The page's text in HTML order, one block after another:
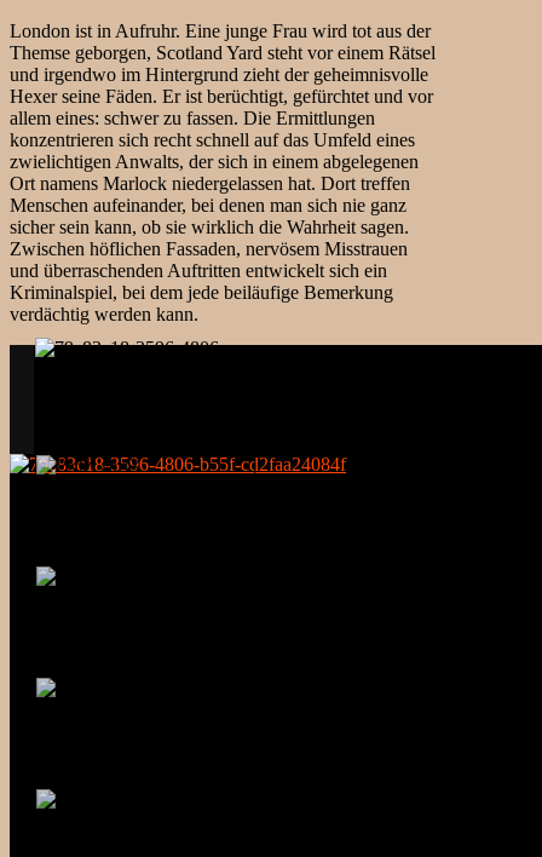
London ist in Aufruhr. Eine junge Frau wird tot aus der
Themse geborgen, Scotland Yard steht vor einem Rätsel
und irgendwo im Hintergrund zieht der geheimnisvolle
Hexer seine Fäden. Er ist berüchtigt, gefürchtet und vor
allem eines: schwer zu fassen. Die Ermittlungen
konzentrieren sich recht schnell auf das Umfeld eines
zwielichtigen Anwalts, der sich in einem abgelegenen
Ort namens Marlock niedergelassen hat. Dort treffen
Menschen aufeinander, bei denen man sich nie ganz
sicher sein kann, ob sie wirklich die Wahrheit sagen.
Zwischen höflichen Fassaden, nervösem Misstrauen
und überraschenden Auftritten entwickelt sich ein
Kriminalspiel, bei dem jede beiläufige Bemerkung
verdächtig werden kann.